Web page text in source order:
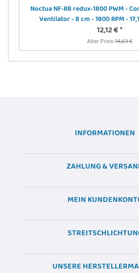
Noctua NF-R8 redux-1800 PWM -
Ventilator - 8 cm - 1800 RPM -
12,12 €*
Alter Preis:14,69 €
INFORMATIONEN
ZAHLUNG &
MEIN
UNSERE